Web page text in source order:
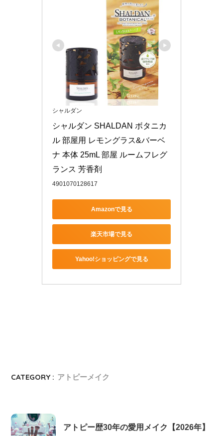
シャルダン
シャルダン SHALDAN ボタニカ
ル 部屋用 レモングラス&バーベ
ナ 本体 25mL 部屋 ルームフレグ
ランス 芳香剤
4901070128617
Amazonで見る
楽天市場で見る
Yahoo!ショッピングで見る
CATEGORY : アトピーメイク
アトピー歴30年の愛用メイク【2026年】